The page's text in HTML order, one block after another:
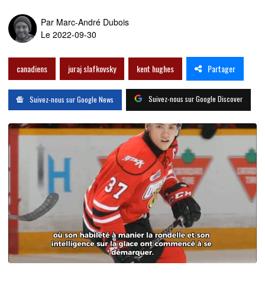
Par Marc-André Dubois
Le 2022-09-30
canadiens juraj slafkovsky kent hughes Partager
Suivez-nous sur Google News Suivez-nous sur Google Discover